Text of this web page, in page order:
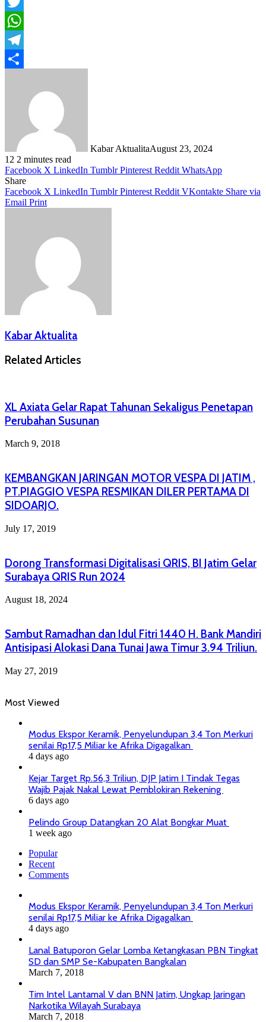
Twitter
WhatsApp
Telegram
Kabar AktualitaAugust 23, 2024
12 2 minutes read
Facebook X LinkedIn Tumblr Pinterest Reddit WhatsApp
Share
Facebook X LinkedIn Tumblr Pinterest Reddit VKontakte Share via
Email Print
Kabar Aktualita
Related Articles
XL Axiata Gelar Rapat Tahunan Sekaligus Penetapan
Perubahan Susunan
March 9, 2018
KEMBANGKAN JARINGAN MOTOR VESPA DI JATIM ,
PT.PIAGGIO VESPA RESMIKAN DILER PERTAMA DI
SIDOARJO.
July 17, 2019
Dorong Transformasi Digitalisasi QRIS, BI Jatim Gelar
Surabaya QRIS Run 2024
August 18, 2024
Sambut Ramadhan dan Idul Fitri 1440 H. Bank Mandiri
Antisipasi Alokasi Dana Tunai Jawa Timur 3.94 Triliun.
May 27, 2019
Most Viewed
Modus Ekspor Keramik, Penyelundupan 3,4 Ton Merkuri
senilai Rp17,5 Miliar ke Afrika Digagalkan
4 days ago
Kejar Target Rp.56,3 Triliun, DJP Jatim I Tindak Tegas
Wajib Pajak Nakal Lewat Pemblokiran Rekening
6 days ago
Pelindo Group Datangkan 20 Alat Bongkar Muat
1 week ago
Popular
Recent
Comments
Modus Ekspor Keramik, Penyelundupan 3,4 Ton Merkuri
senilai Rp17,5 Miliar ke Afrika Digagalkan
4 days ago
Lanal Batuporon Gelar Lomba Ketangkasan PBN Tingkat
SD dan SMP Se-Kabupaten Bangkalan
March 7, 2018
Tim Intel Lantamal V dan BNN Jatim, Ungkap Jaringan
Narkotika Wilayah Surabaya
March 7, 2018